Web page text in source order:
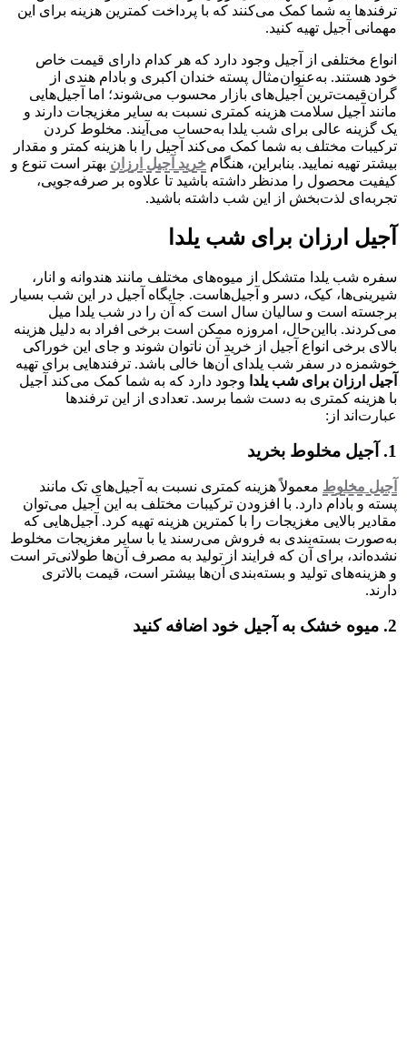
ترفندها به شما کمک می‌کنند که با پرداخت کمترین هزینه برای این
مهمانی آجیل تهیه کنید.
انواع مختلفی از آجیل وجود دارد که هر کدام دارای قیمت خاص
خود هستند. به‌عنوان‌مثال پسته خندان اکبری و بادام هندی از
گران‌قیمت‌ترین آجیل‌های بازار محسوب می‌شوند؛ اما آجیل‌هایی
مانند آجیل سلامت هزینه کمتری نسبت به سایر مغزیجات دارند و
یک گزینه عالی برای شب یلدا به‌حساب می‌آیند. مخلوط کردن
ترکیبات مختلف به شما کمک می‌‌کند آجیل را با هزینه کمتر و مقدار
بیشتر تهیه نمایید. بنابراین، هنگام خرید آجیل ارزان بهتر است تنوع و
کیفیت محصول را مدنظر داشته باشید تا علاوه بر صرفه‌جویی،
تجربه‌ای لذت‌بخش از این شب داشته باشید.
آجیل ارزان برای شب یلدا
سفره شب یلدا متشکل از میوه‌های مختلف مانند هندوانه و انار،
شیرینی‌ها، کیک، دسر و آجیل‌هاست. جایگاه آجیل در این شب بسیار
برجسته است و سالیان سال است که آن را در شب یلدا میل
می‌کردند. بااین‌حال، امروزه ممکن است برخی افراد به دلیل هزینه
بالای برخی انواع آجیل از خرید آن ناتوان شوند و جای این خوراکی
خوشمزه در سفر شب یلدای آن‌ها خالی باشد. ترفندهایی برای تهیه
آجیل ارزان برای شب یلدا وجود دارد که به شما کمک می‌کند آجیل
با هزینه کمتری به دست شما برسد. تعدادی از این ترفندها
عبارت‌اند از:
1. آجیل مخلوط بخرید
آجیل مخلوط معمولاً هزینه کمتری نسبت به آجیل‌های تک مانند
پسته و بادام دارد. با افزودن ترکیبات مختلف به این آجیل می‌توان
مقادیر بالایی مغزیجات را با کمترین هزینه تهیه کرد. آجیل‌هایی که
به‌صورت بسته‌بندی به فروش می‌رسند یا با سایر مغزیجات مخلوط
نشده‌اند، برای آن که فرایند از تولید به مصرف آن‌ها طولانی‌تر است
و هزینه‌های تولید و بسته‌بندی آن‌ها بیشتر است، قیمت بالاتری
دارند.
2. میوه خشک به آجیل خود اضافه کنید